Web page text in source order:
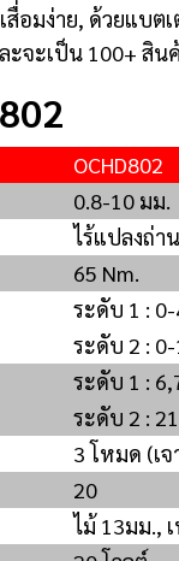
สื่อมง่าย, ด้วยแบ
จะเป็น 100+ สิน
OCHD802
0.8-10 มม.
ไร้แปลงถ่า
65 Nm.
ระดับ 1 :
ระดับ 2 :
ระดับ 1 :
ระดับ 2 :
3 โหมด (เ
20
ไม้ 13มม.,